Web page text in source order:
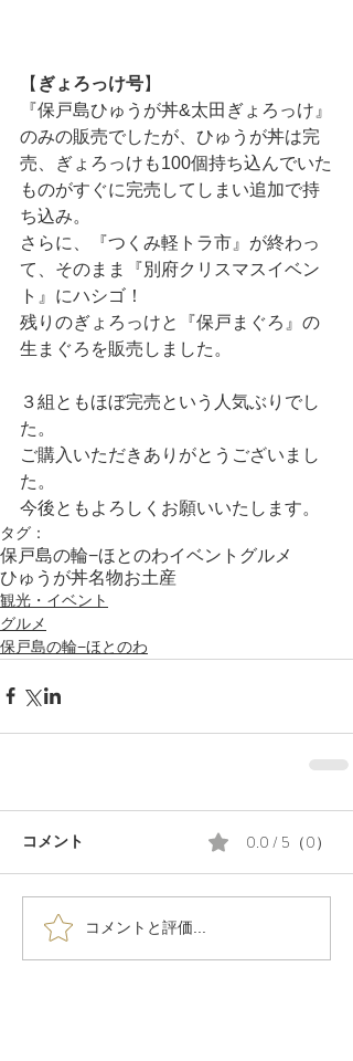
【 ぎょろっけ号】
『保戸島ひゅうが丼&太田ぎょろっけ』
のみの販売でしたが、ひゅうが丼は完
売、ぎょろっけも100個持ち込んでいた
ものがすぐに完売してしまい追加で持
ち込み。
さらに、『つくみ軽トラ市』が終わっ
て、そのまま『別府クリスマスイベン
ト』にハシゴ！
残りのぎょろっけと『保戸まぐろ』の
生まぐろを販売しました。
３組ともほぼ完売という人気ぶりでし
た。
ご購入いただきありがとうございまし
た。
今後ともよろしくお願いいたします。
タグ：
保戸島の輪−ほとのわイベント グルメ
ひゅうが丼名物お土産
観光・イベント
グルメ
保戸島の輪−ほとのわ
コメント 0.0 / 5（0）
コメントと評価...